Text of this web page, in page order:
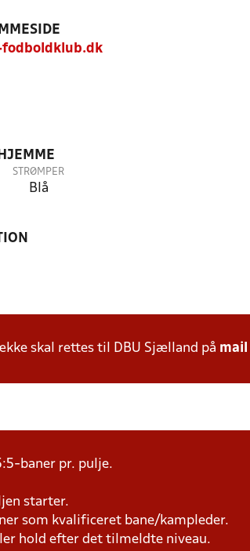
STRØMPER
Blå
skal rettes til DBU Sjælland på mail
baner pr. pulje.
starter.
som kvalificeret bane/kampleder.
hold efter det tilmeldte niveau.